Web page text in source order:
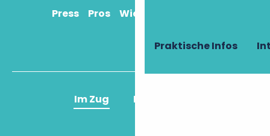
Praktische Infos
Press Pros Wie komme ich an?
Im Zug Im Flugzeug